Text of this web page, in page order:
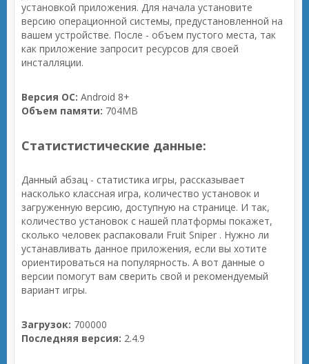
установкой приложения. Для начала установите
версию операционной системы, предустановленной на
вашем устройстве. После - объем пустого места, так
как приложение запросит ресурсов для своей
инсталляции.
Версия ОС: Android 8+
Объем памяти: 704MB
Статистистические данные:
Данный абзац - статистика игры, рассказывает
насколько классная игра, количество установок и
загруженную версию, доступную на странице. И так,
количество установок с нашей платформы покажет,
сколько человек распаковали Fruit Sniper . Нужно ли
устанавливать данное приложения, если вы хотите
ориентироваться на популярность. А вот данные о
версии помогут вам сверить свой и рекомендуемый
вариант игры.
Загрузок: 700000
Последняя версия: 2.4.9